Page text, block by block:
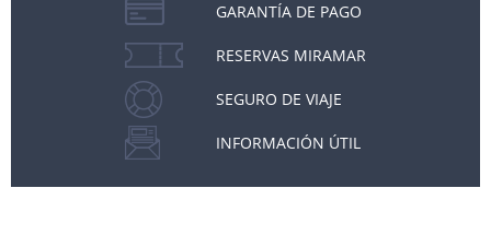
GARANTÍA DE PAGO
RESERVAS MIRAMAR
SEGURO DE VIAJE
INFORMACIÓN ÚTIL